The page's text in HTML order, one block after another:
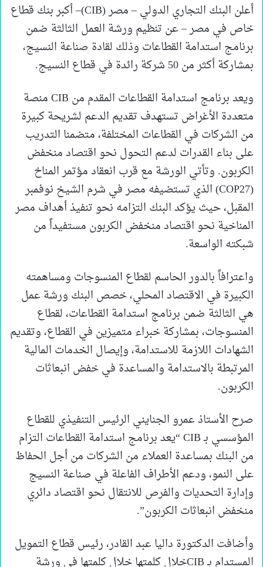
أعلن البنك التجاري الدولي – مصر (CIB)– أكبر بنك قطاع
خاص في مصر – عن تنظيم ورشة العمل الثالثة ضمن
برنامج استدامة القطاعات وذلك لقادة صناعة النسيج،
بمشاركة أكثر من 50 شركة رائدة في قطاع النسيج.
ويعد برنامج استدامة القطاعات المقدم من CIB منصة
متعددة الأغراض تستهدف تقديم الدعم لشريحة كبيرة
من الشركات في القطاعات المختلفة، متضمنا التدريب
على بناء القدرات لدعم التحول نحو اقتصاد منخفض
الكربون. وتأتي الورشة مع قرب انعقاد مؤتمر المناخ
(COP27) الذي تستضيفه مصر في شرم الشيخ نوفمبر
المقبل، حيث يؤكد البنك التزامه نحو تنفيذ أهداف مصر
المناخية نحو اقتصاد منخفض الكربون مستفيداً من
شبكته الواسعة.
واعترافاً بالدور الحاسم لقطاع المنسوجات ومساهمته
الكبيرة في الاقتصاد المحلي، خصص البنك ورشة عمل
هي الثالثة ضمن برنامج استدامة القطاعات، لقطاع
المنسوجات، بمشاركة خبراء متميزين في القطاع، وتقديم
الشهادات اللازمة للاستدامة، وإيصال الخدمات المالية
المرتبطة بالاستدامة والمساعدة في خفض انبعاثات
الكربون.
صرح الأستاذ عمرو الجنايني الرئيس التنفيذي للقطاع
المؤسسي بـ CIB “يعد برنامج استدامة القطاعات التزام
من البنك بمساعدة العملاء من الشركات من أجل الحفاظ
على النمو، ودعم الأطراف الفاعلة في صناعة النسيج
وإدارة التحديات والفرص للانتقال نحو اقتصاد دائري
منخفض انبعاثات الكربون”.
وأضافت الدكتورة داليا عبد القادر، رئيس قطاع التمويل
المستدام بـ CIBخلال كلمتها خلال كلمتها في ورشة